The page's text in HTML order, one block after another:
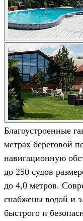
Благоустроенные
метрах береговой
навигационную
до 250 судов
до 4,0 метров.
снабжены водой и
быстрого и